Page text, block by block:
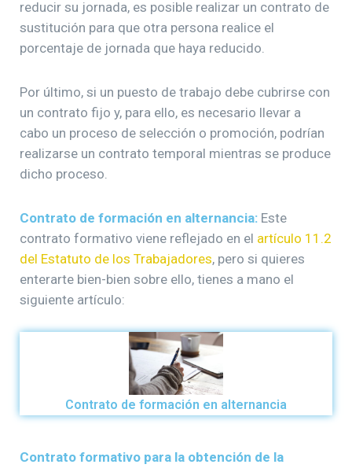
reducir su jornada, es posible realizar un contrato de
sustitución para que otra persona realice el
porcentaje de jornada que haya reducido.
Por último, si un puesto de trabajo debe cubrirse con
un contrato fijo y, para ello, es necesario llevar a
cabo un proceso de selección o promoción, podrían
realizarse un contrato temporal mientras se produce
dicho proceso.
Contrato de formación en alternancia: Este
contrato formativo viene reflejado en el artículo 11.2
del Estatuto de los Trabajadores, pero si quieres
enterarte bien-bien sobre ello, tienes a mano el
siguiente artículo:
Contrato de formación en alternancia
Contrato formativo para la obtención de la